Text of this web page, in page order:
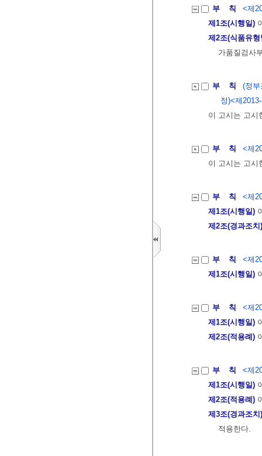
부 칙
<제
제1조(시행일)
제2조(식품유
가품질검사
부 칙
(정
정)<제
이 고시는 고시
부 칙
<제
이 고시는 고시
부 칙
<제
제1조(시행일)
제2조(경과조치)
부 칙
<제
제1조(시행일)
부 칙
<제
제1조(시행일)
제2조(적용례)
부 칙
<제
제1조(시행일)
제2조(적용례)
제3조(경과조치)
적용한다.